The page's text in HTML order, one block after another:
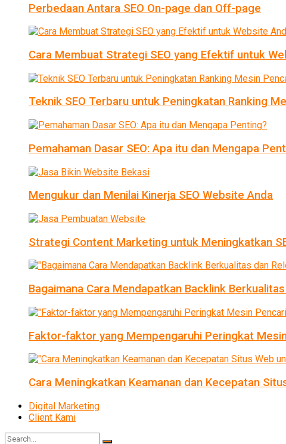
Perbedaan Antara SEO On-page dan Off-page
Cara Membuat Strategi SEO yang Efektif untuk
Teknik SEO Terbaru untuk Peningkatan Ranking
Pemahaman Dasar SEO: Apa itu dan Mengapa
Mengukur dan Menilai Kinerja SEO Website Anda
Strategi Content Marketing untuk Meningkatkan
Bagaimana Cara Mendapatkan Backlink
Faktor-faktor yang Mempengaruhi Peringkat
Cara Meningkatkan Keamanan dan Kecepatan
Digital Marketing
Client Kami